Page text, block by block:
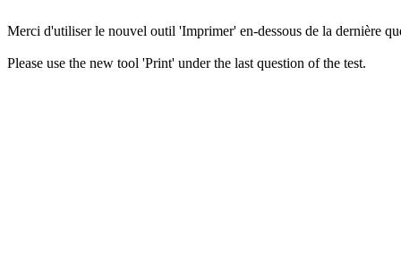
Merci d'utiliser le nouvel outil 'Imprimer' en-dessous de la dernière
Please use the new tool 'Print' under the last question of the test.